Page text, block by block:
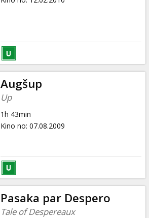
Augšup
Up
1h 43min
Kino no: 07.08.2009
Pasaka par Despero
Tale of Despereaux